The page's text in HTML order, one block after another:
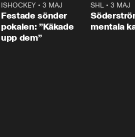
0:22
ISHOCKEY •3 MAJ
Festade sönder
pokalen: ”Käkade
upp dem”
SHL •3 MAJ
mentala